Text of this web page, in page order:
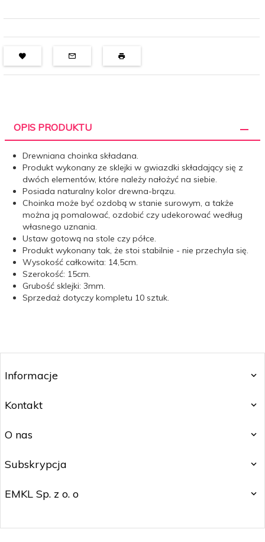
OPIS PRODUKTU
Drewniana choinka składana.
Produkt wykonany ze sklejki w gwiazdki składający się z
dwóch elementów, które należy nałożyć na siebie.
Posiada naturalny kolor drewna-brązu.
Choinka może być ozdobą w stanie surowym, a także
można ją pomalować, ozdobić czy udekorować według
własnego uznania.
Ustaw gotową na stole czy półce.
Produkt wykonany tak, że stoi stabilnie - nie przechyla się.
Wysokość całkowita: 14,5cm.
Szerokość: 15cm.
Grubość sklejki: 3mm.
Sprzedaż dotyczy kompletu 10 sztuk.
Informacje
Kontakt
O nas
Subskrypcja
EMKL Sp. z o. o